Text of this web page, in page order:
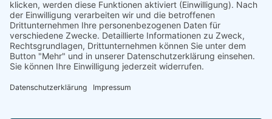
ÜBUNGSLEITERZUWENDUNGEN
INTERNE DOKUMENTE